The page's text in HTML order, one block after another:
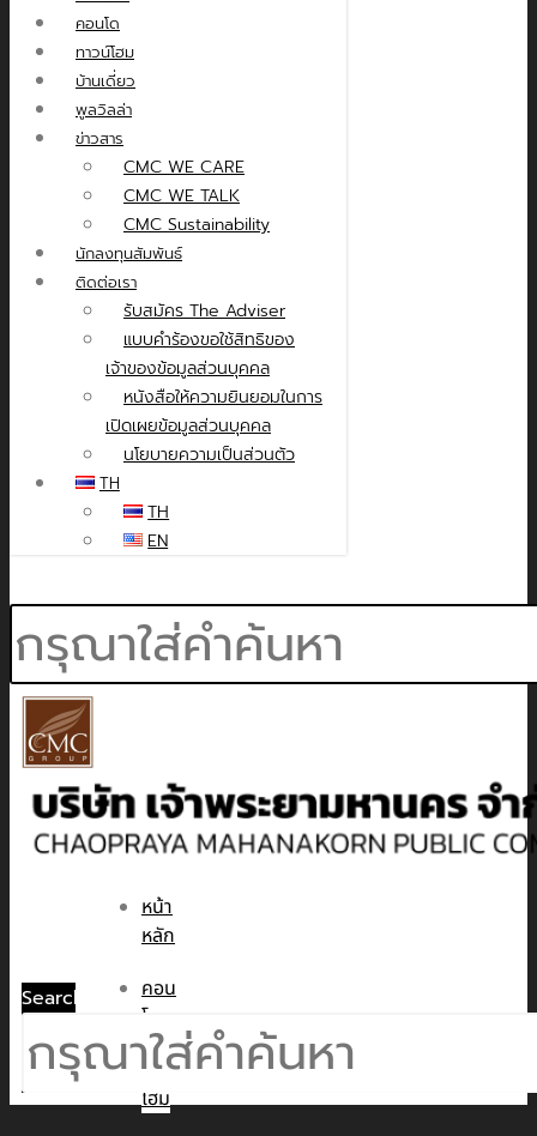
คอนโด
ทาวน์โฮม
บ้านเดี่ยว
พูลวิลล่า
ข่าวสาร
CMC WE CARE
CMC WE TALK
CMC Sustainability
นักลงทุนสัมพันธ์
ติดต่อเรา
รับสมัคร The Adviser
แบบคำร้องขอใช้สิทธิของ
เจ้าของข้อมูลส่วนบุคคล
หนังสือให้ความยินยอมในการ
เปิดเผยข้อมูลส่วนบุคคล
นโยบายความเป็นส่วนตัว
TH
TH
EN
หน้า
หลัก
คอน
โด
ทาวน์
โฮม
Search